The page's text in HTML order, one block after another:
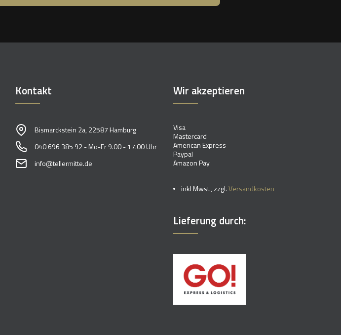
Kontakt
Bismarckstein 2a, 22587 Hamburg
040 696 385 92 - Mo-Fr 9.00 - 17.00 Uhr
info@tellermitte.de
Wir akzeptieren
Visa
Mastercard
American Express
Paypal
Amazon Pay
inkl Mwst., zzgl.Versandkosten
Lieferung durch: